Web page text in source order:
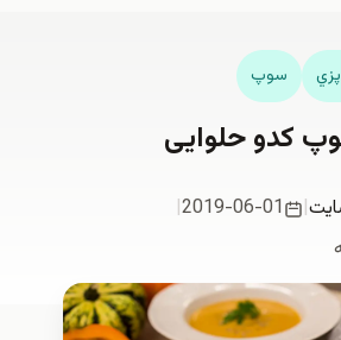
سوپ
کدو حلوایی
|
2019-06-01
|